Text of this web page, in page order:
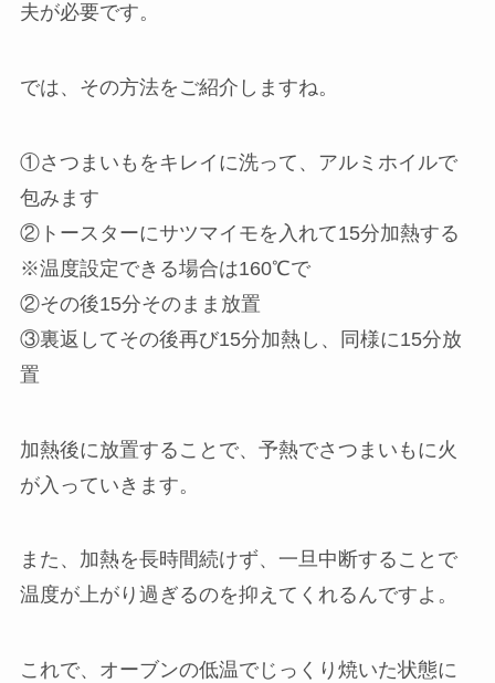
夫が必要です。
では、その方法をご紹介しますね。
①さつまいもをキレイに洗って、アルミホイルで
包みます
②トースターにサツマイモを入れて15分加熱する
※温度設定できる場合は160℃で
②その後15分そのまま放置
③裏返してその後再び15分加熱し、同様に15分放
置
加熱後に放置することで、予熱でさつまいもに火
が入っていきます。
また、加熱を長時間続けず、一旦中断することで
温度が上がり過ぎるのを抑えてくれるんですよ。
これで、オーブンの低温でじっくり焼いた状態に